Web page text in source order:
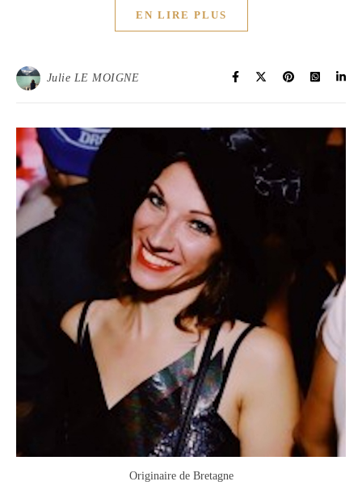
EN LIRE PLUS
Julie LE MOIGNE
Originaire de Bretagne